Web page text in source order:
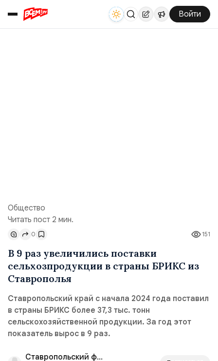
Войти
Общество
Читать пост 2 мин.
151
0
В 9 раз увеличились поставки
сельхозпродукции в страны БРИКС из
Ставрополья
Ставропольский край с начала 2024 года поставил
в страны БРИКС более 37,3 тыс. тонн
сельскохозяйственной продукции. За год этот
показатель вырос в 9 раз.
Ставропольский филиал РАНХиГС